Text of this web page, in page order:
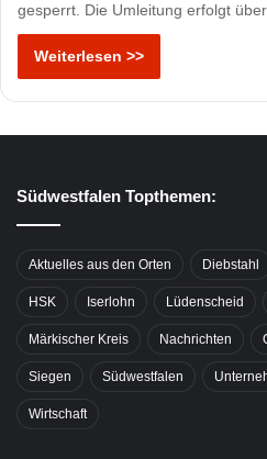
gesperrt. Die Umleitung erfolgt
Weiterlesen >>
Südwestfalen Topthemen:
Aktuelles aus den Orten Diebstahl
HSK Iserlohn Lüdenscheid
Märkischer Kreis Nachrichten
Siegen Südwestfalen
Wirtschaft